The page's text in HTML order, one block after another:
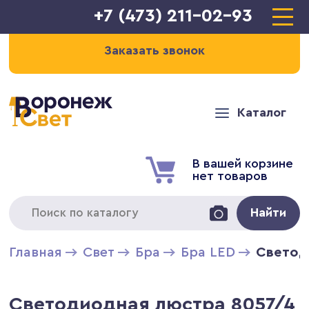
+7 (473) 211-02-93
Заказать звонок
Каталог
В вашей корзине
нет товаров
Найти
Главная Свет Бра Бра LED
Светодиодная люстра 8057/4